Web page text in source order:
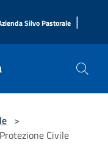
Silvo Pastorale |
>
Civile